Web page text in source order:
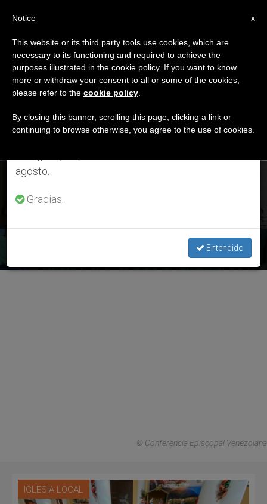
DÍA
Enero 9th, 2020
ÚLTIMAS NOTICIAS
Obispos de Venezuela: El pueblo «fue testigo de un nuevo
abuso de poder»
© Conferencia Episcopal Venezolana
IGLESIA LOCAL
×
Aviso importante
Del 27 de julio al 7 de agosto haremos la pausa
anual, aprovechando que en el periodo de verano
se generan menos informaciones y también el
agosto.
Gracias.
Entendido
x
Notice
This website or its third party tools use cookies, which are
necessary to its functioning and required to achieve the
purposes illustrated in the cookie policy. If you want to know
more or withdraw your consent to all or some of the cookies,
please refer to the cookie policy
By closing this banner, scrolling this page, clicking a link or
continuing to browse otherwise, you agree to the use of cookies.